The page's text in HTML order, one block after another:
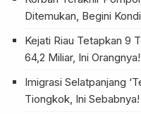
Ditemukan, Begini
Kejati Riau Tetapkan 9
64,2 Miliar, Ini Orangnya!
Imigrasi Selatpanjang
Tiongkok, Ini Sebabnya!